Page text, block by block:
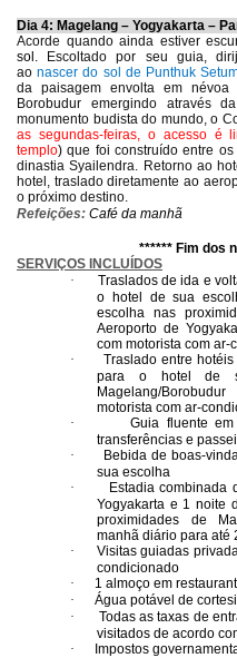
Dia 4: Magelang – Yogyakarta –
Acorde quando ainda estiver
sol.
Escoltado por seu guia,
aonascer do sol de Punthuk
da paisagem envolta em
Borobudur emergindo através
monumento budista do mundo, o
as segundas-feiras, o acesso é
templo)que foi construído entre
dinastia Syailendra. Retorno ao
hotel, traslado diretamente ao
o próximo destino.
Refeições: Café da manhã
****** Fim dos
SERVIÇOS INCLUÍDOS
·
Traslados de ida e
o hotel de sua
escolha nas
Aeroporto de
com motorista com ar-
·
Traslado entre
para o hotel de
Magelang/
motorista com ar-
·
Guia fluente
transferências e
·
Bebida de boas-
sua escolha
·
Estadia combinada
Yogyakarta e 1 noite
proximidades de
manhã diário para até
·
Visitas guiadas
condicionado
·
1 almoço em
·
Água potável de
·
Todas as taxas de
visitados de acordo
·
Impostos